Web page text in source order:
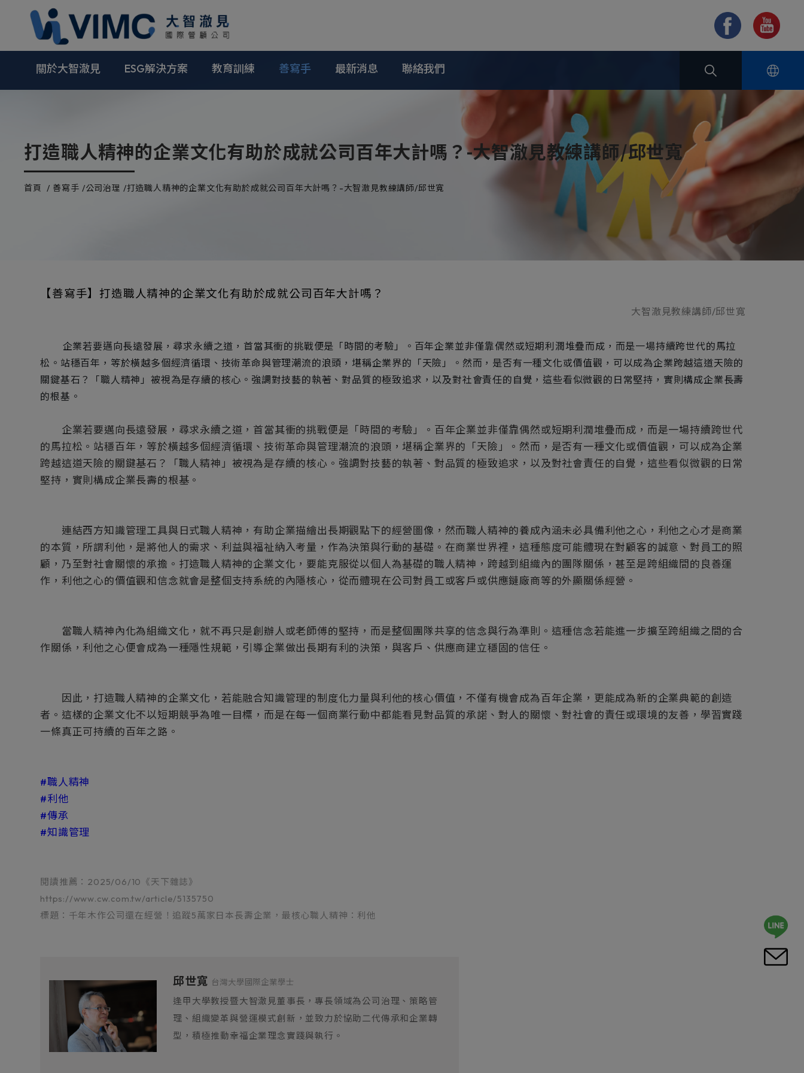
關於大智澈見 ESG解決方案 教育訓練 善寫手 最新消息 聯絡我們
打造職人精神的企業文化有助於成就公司百年大計嗎？-大智澈見教練講師/邱世寬
首頁 善寫手 公司治理 打造職人精神的企業文化有助於成就公司百年大計嗎？-大智澈見教練講師/邱世寬
【善寫手】打造職人精神的企業文化有助於成就公司百年大計嗎？
大智澈見教練講師/邱世寬
企業若要邁向長遠發展，尋求永續之道，首當其衝的挑戰便是「時間的考驗」。百年企業並非僅靠偶然或短期利潤堆疊而成，而是一場持續跨世代的馬拉
松。站穩百年，等於橫越多個經濟循環、技術革命與管理潮流的浪頭，堪稱企業界的「天險」。然而，是否有一種文化或價值觀，可以成為企業跨越這道天險的
關鍵基石？「職人精神」被視為是存續的核心。強調對技藝的執著、對品質的極致追求，以及對社會責任的自覺，這些看似微觀的日常堅持，實則構成企業長壽
的根基。
企業若要邁向長遠發展，尋求永續之道，首當其衝的挑戰便是「時間的考驗」。百年企業並非僅靠偶然或短期利潤堆疊而成，而是一場持續跨世代
的馬拉松。站穩百年，等於橫越多個經濟循環、技術革命與管理潮流的浪頭，堪稱企業界的「天險」。然而，是否有一種文化或價值觀，可以成為企業
跨越這道天險的關鍵基石？「職人精神」被視為是存續的核心。強調對技藝的執著、對品質的極致追求，以及對社會責任的自覺，這些看似微觀的日常
堅持，實則構成企業長壽的根基。
連結西方知識管理工具與日式職人精神，有助企業描繪出長期觀點下的經營圖像，然而職人精神的養成內涵未必具備利他之心，利他之心才是商業
的本質，所謂利他，是將他人的需求、利益與福祉納入考量，作為決策與行動的基礎。在商業世界裡，這種態度可能體現在對顧客的誠意、對員工的照
顧，乃至對社會關懷的承擔。打造職人精神的企業文化，要能克服從以個人為基礎的職人精神，跨越到組織內的團隊關係，甚至是跨組織間的良善運
作，利他之心的價值觀和信念就會是整個支持系統的內隱核心，從而體現在公司對員工或客戶或供應鏈廠商等的外顯關係經營。
當職人精神內化為組織文化，就不再只是創辦人或老師傅的堅持，而是整個團隊共享的信念與行為準則。這種信念若能進一步擴至跨組織之間的合
作關係，利他之心便會成為一種隱性規範，引導企業做出長期有利的決策，與客戶、供應商建立穩固的信任。
因此，打造職人精神的企業文化，若能融合知識管理的制度化力量與利他的核心價值，不僅有機會成為百年企業，更能成為新的企業典範的創造
者。這樣的企業文化不以短期競爭為唯一目標，而是在每一個商業行動中都能看見對品質的承諾、對人的關懷、對社會的責任或環境的友善，學習實踐
一條真正可持續的百年之路。
#職人精神
#利他
#傳承
#知識管理
閱讀推薦： 2025/06/10《天下雜誌》
https://www.cw.com.tw/article/5135750
標題：千年木作公司還在經營！追蹤5萬家日本長壽企業，最核心職人精神：利他
邱世寬 台灣大學國際企業學士
逢甲大學教授暨大智澈見董事長，專長領域為公司治理、策略管
理、組織變革與營運模式創新，並致力於協助二代傳承和企業轉
型，積極推動幸福企業理念實踐與執行。
Cookie管理面板